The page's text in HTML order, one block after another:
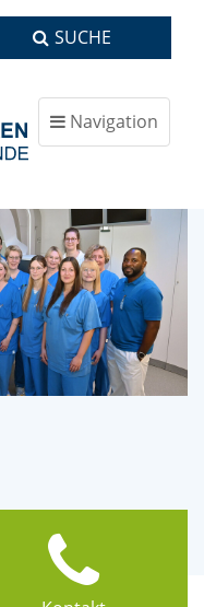
SUCHE
Navigation
ein-/ausblenden